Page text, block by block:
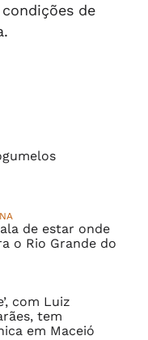
de
de estar onde
o Rio Grande do
com Luiz
tem
em Maceió